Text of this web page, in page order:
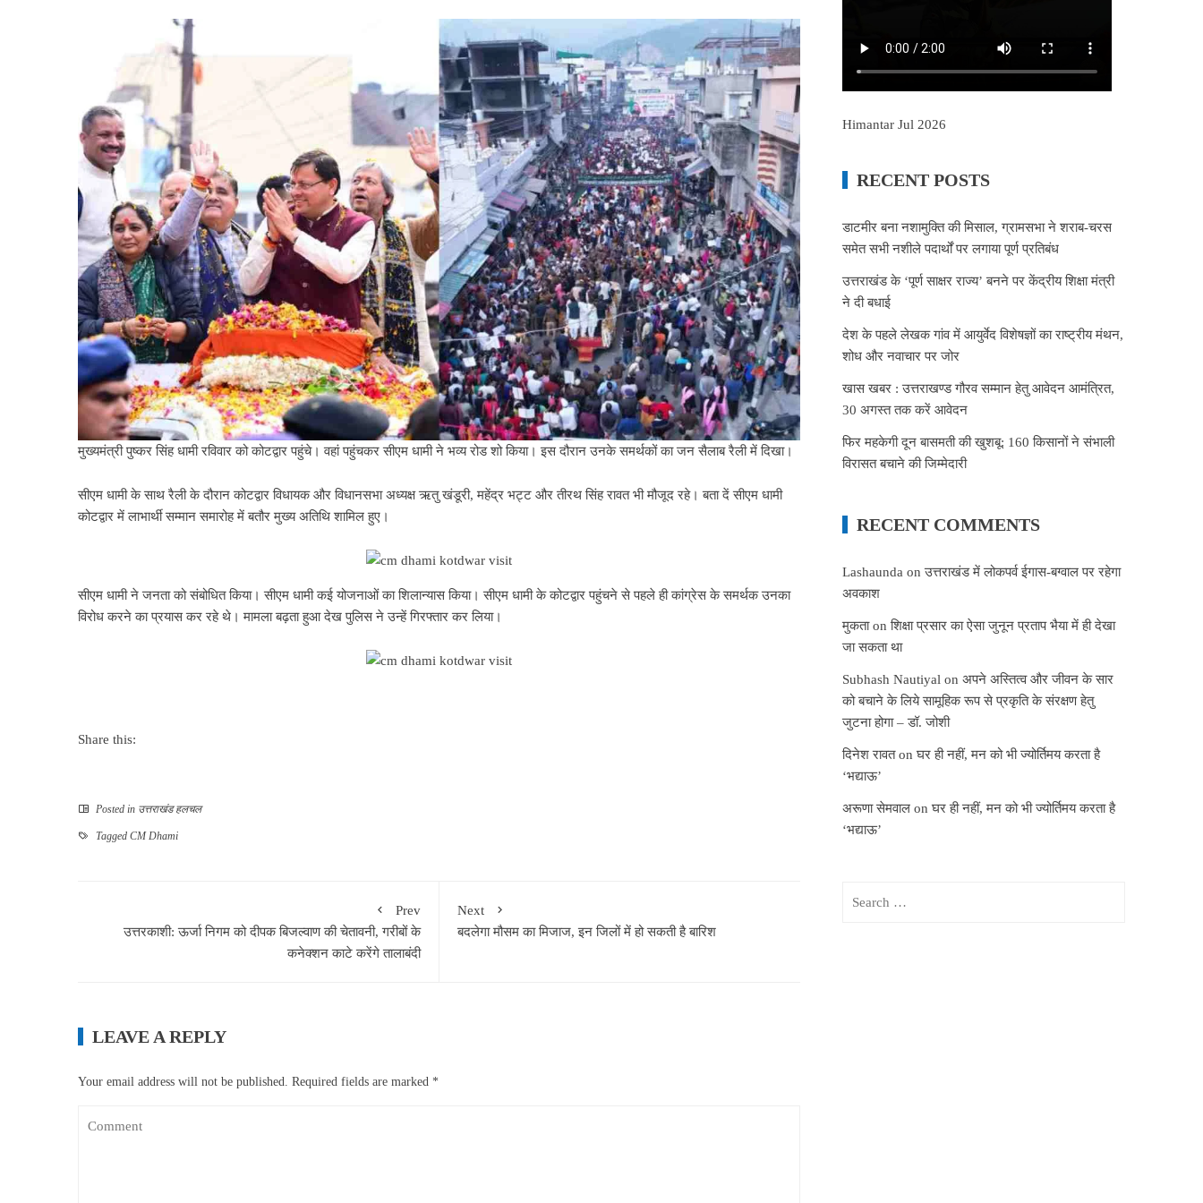
मुख्यमंत्री पुष्कर सिंह धामी रविवार को कोटद्वार पहुंचे। वहां पहुंचकर सीएम धामी ने भव्य रोड शो किया। इस दौरान उनके समर्थकों का जन सैलाब रैली में दिखा।
सीएम धामी के साथ रैली के दौरान कोटद्वार विधायक और विधानसभा अध्यक्ष ऋतु खंडूरी, महेंद्र भट्ट और तीरथ सिंह रावत भी मौजूद रहे। बता दें सीएम धामी
कोटद्वार में लाभार्थी सम्मान समारोह में बतौर मुख्य अतिथि शामिल हुए।
सीएम धामी ने जनता को संबोधित किया। सीएम धामी कई योजनाओं का शिलान्यास किया। सीएम धामी के कोटद्वार पहुंचने से पहले ही कांग्रेस के समर्थक उनका
विरोध करने का प्रयास कर रहे थे। मामला बढ़ता हुआ देख पुलिस ने उन्हें गिरफ्तार कर लिया।
Share this:
Posted in उत्तराखंड हलचल
Tagged CM Dhami
Prev
उत्तरकाशी: ऊर्जा निगम को दीपक बिजल्वाण की चेतावनी, गरीबों के
कनेक्शन काटे करेंगे तालाबंदी
Next
बदलेगा मौसम का मिजाज, इन जिलों में हो सकती है बारिश
LEAVE A REPLY
Your email address will not be published. Required fields are marked *
Himantar Jul 2026
RECENT POSTS
डाटमीर बना नशामुक्ति की मिसाल, ग्रामसभा ने शराब-चरस
समेत सभी नशीले पदार्थों पर लगाया पूर्ण प्रतिबंध
उत्तराखंड के ‘पूर्ण साक्षर राज्य’ बनने पर केंद्रीय शिक्षा मंत्री
ने दी बधाई
देश के पहले लेखक गांव में आयुर्वेद विशेषज्ञों का राष्ट्रीय मंथन,
शोध और नवाचार पर जोर
खास खबर : उत्तराखण्ड गौरव सम्मान हेतु आवेदन आमंत्रित,
30 अगस्त तक करें आवेदन
फिर महकेगी दून बासमती की खुशबू: 160 किसानों ने संभाली
विरासत बचाने की जिम्मेदारी
RECENT COMMENTS
Lashaunda onउत्तराखंड में लोकपर्व ईगास-बग्वाल पर रहेगा
अवकाश
मुकताonशिक्षा प्रसार का ऐसा जुनून प्रताप भैया में ही देखा
जा सकता था
Subhash Nautiyal onअपने अस्तित्व और जीवन के सार
को बचाने के लिये सामूहिक रूप से प्रकृति के संरक्षण हेतु
जुटना होगा – डॉ. जोशी
दिनेश रावतonघर ही नहीं, मन को भी ज्योर्तिमय करता है
‘भद्याऊ’
अरूणा सेमवाल onघर ही नहीं, मन को भी ज्योर्तिमय करता है
‘भद्याऊ’